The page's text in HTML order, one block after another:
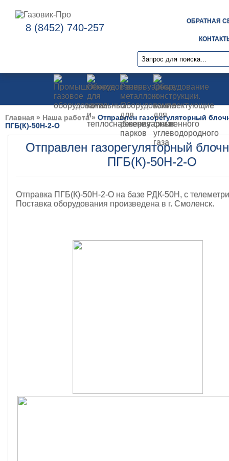
8 (8452) 740-257
ОБРАТНАЯ
Главная » Наша работа» Отправлен газорегуляторный
ПГБ(К)-50Н-2-О
Отправлен газорегуляторный
ПГБ(К)-50Н-2-О
Отправка ПГБ(К)-50Н-2-О на базе РДК-50Н, с
Поставка оборудования произведена в г. Смоленск.